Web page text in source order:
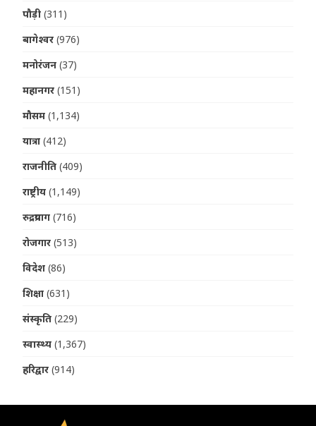
पौड़ी (311)
बागेश्वर (976)
मनोरंजन (37)
महानगर (151)
मौसम (1,134)
यात्रा (412)
राजनीति (409)
राष्ट्रीय (1,149)
रुद्रप्रयाग (716)
रोजगार (513)
विदेश (86)
शिक्षा (631)
संस्कृति (229)
स्वास्थ्य (1,367)
हरिद्वार (914)